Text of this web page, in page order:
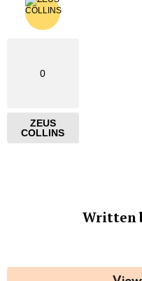
0
ZEUS
COLLINS
Written